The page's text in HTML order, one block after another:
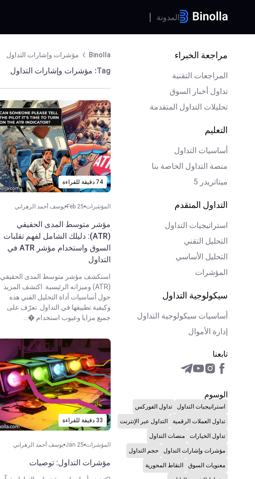
المدونة
مراجعة الخبراء
المراجعات التقنية
تداول أخبار السوق
تحليلات التداول المتقدمة
التعليم
أساسيات التداول
منصة التداول الخاصة بنا
ميتاتريدر 5
التداول المتقدم
استراتيجيات التداول
التحليل التقني
التحليل الأساسي
المؤشرات
سيكولوجية التداول
أساسيات سيكولوجية التداول
إدارة الأموال
تابعنا
الوسوم
استراتيجيات التداول تداول الفوركس
تداول العملات الرقمية التداول عبر الإنترنت
تداول الخيارات منصات التداول
مؤشرات وإشارات التداول حجم التداول
معنويات السوق النقاط المحورية
Binolla مؤشرات وإشارات التداول
Tag: مؤشرات وإشارات التداول
74 دقيقة للقراءة
المؤشرات Feb 25 يوسف أحمد الزهراني
مؤشر متوسط المدى الحقيقي
(ATR): دليلك الشامل لفهم تقلبات
السوق واستخدام مؤشر ATR في
التداول
استكشف مؤشر متوسط المدى الحقيقي
(ATR) وميزاته الرئيسية. اكتشف المزيد
حول أساسيات أداة التحليل الفني هذه
وكيفية تطبيقها في التداول. تعرّف على
جميع مزايا وعيوب استخدام �...
33 دقيقة للقراءة
المؤشرات Jan 25 يوسف أحمد الزهراني
مؤشرات التداول: توصيات